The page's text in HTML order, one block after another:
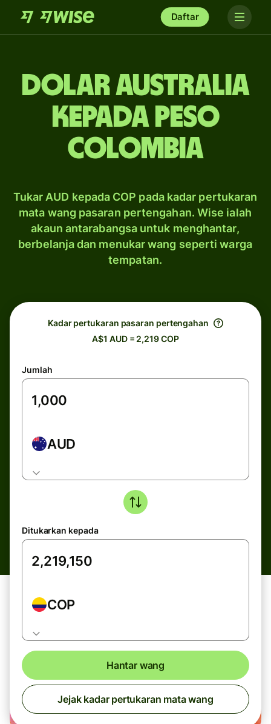
Daftar
dolar Australia
kepada peso
Colombia
Tukar AUD kepada COP pada kadar pertukaran
mata wang pasaran pertengahan. Wise ialah
akaun antarabangsa untuk menghantar,
berbelanja dan menukar wang seperti warga
tempatan.
Kadar pertukaran pasaran pertengahan
A$1 AUD = 2,219 COP
Jumlah
AUD
Ditukarkan kepada
COP
Hantar wang
Jejak kadar pertukaran mata wang